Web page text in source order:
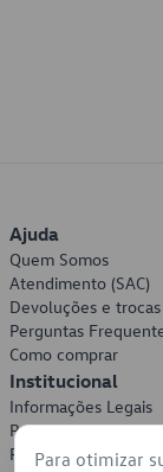
Ajuda
Quem Somos
Atendimento (SAC)
Devoluções e trocas
Perguntas
Como comprar
Institucional
Informações Legais
Política de
Política de Cookies
Para otimizar